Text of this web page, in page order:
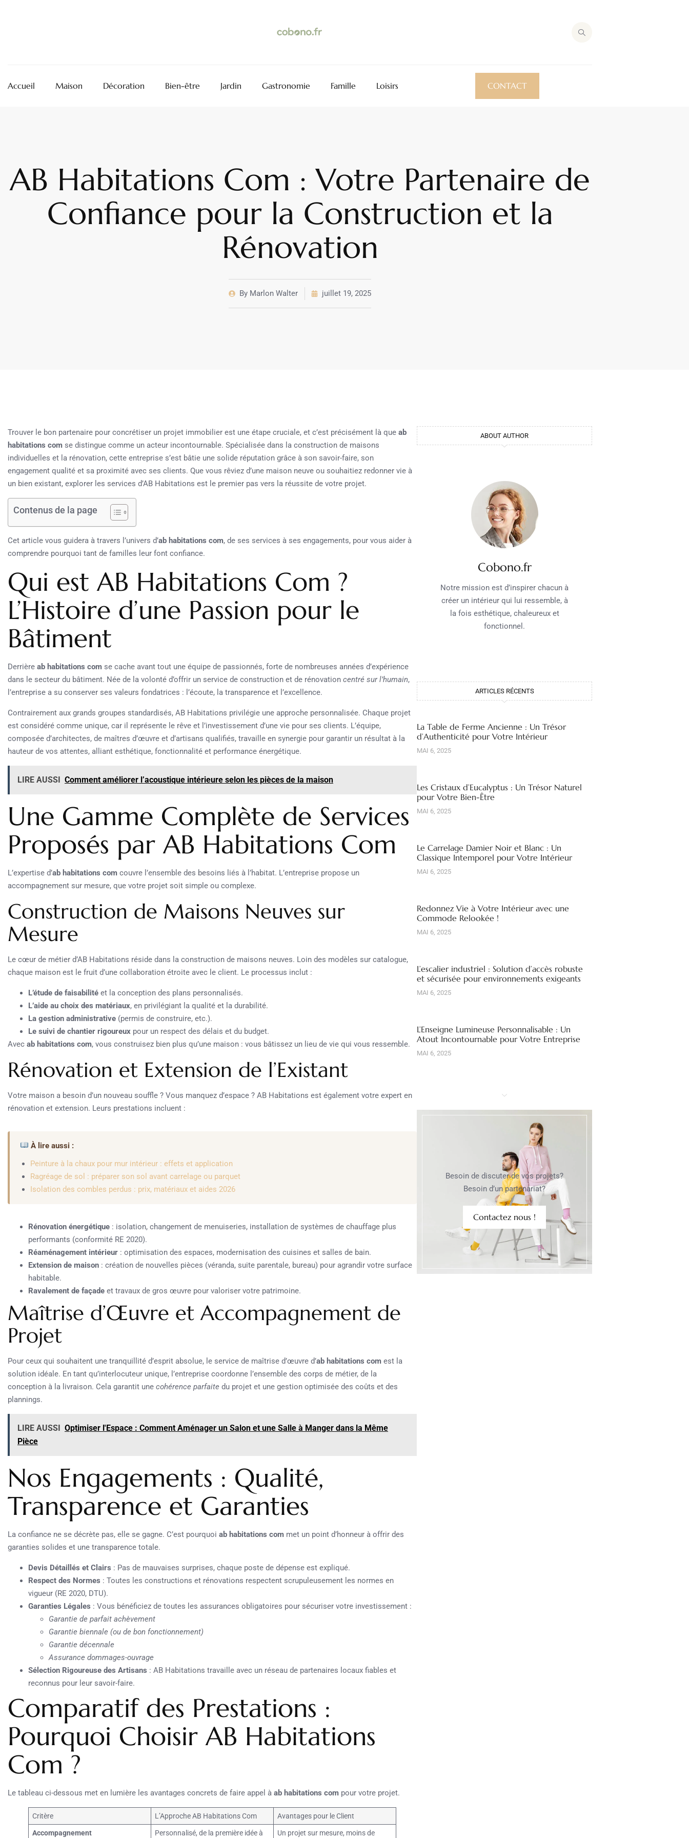
Accueil Maison Décoration Bien-être Jardin Gastronomie Famille Loisirs CONTACT
AB Habitations Com : Votre Partenaire de
Confiance pour la Construction et la
Rénovation
By Marlon Walter juillet 19, 2025
Trouver le bon partenaire pour concrétiser un projet immobilier est une étape cruciale, et c’est précisément là que ab
habitations com se distingue comme un acteur incontournable. Spécialisée dans la construction de maisons
individuelles et la rénovation, cette entreprise s’est bâtie une solide réputation grâce à son savoir-faire, son
engagement qualité et sa proximité avec ses clients. Que vous rêviez d’une maison neuve ou souhaitiez redonner vie à
un bien existant, explorer les services d’AB Habitations est le premier pas vers la réussite de votre projet.
Contenus de la page
Cet article vous guidera à travers l’univers d’ab habitations com, de ses services à ses engagements, pour vous aider à
comprendre pourquoi tant de familles leur font confiance.
Qui est AB Habitations Com ?
L’Histoire d’une Passion pour le
Bâtiment
Derrière ab habitations com se cache avant tout une équipe de passionnés, forte de nombreuses années d’expérience
dans le secteur du bâtiment. Née de la volonté d’offrir un service de construction et de rénovation centré sur l’humain,
l’entreprise a su conserver ses valeurs fondatrices : l’écoute, la transparence et l’excellence.
Contrairement aux grands groupes standardisés, AB Habitations privilégie une approche personnalisée. Chaque projet
est considéré comme unique, car il représente le rêve et l’investissement d’une vie pour ses clients. L’équipe,
composée d’architectes, de maîtres d’œuvre et d’artisans qualifiés, travaille en synergie pour garantir un résultat à la
hauteur de vos attentes, alliant esthétique, fonctionnalité et performance énergétique.
LIRE AUSSI Comment améliorer l’acoustique intérieure selon les pièces de la maison
Une Gamme Complète de Services
Proposés par AB Habitations Com
L’expertise d’ab habitations com couvre l’ensemble des besoins liés à l’habitat. L’entreprise propose un
accompagnement sur mesure, que votre projet soit simple ou complexe.
Construction de Maisons Neuves sur
Mesure
Le cœur de métier d’AB Habitations réside dans la construction de maisons neuves. Loin des modèles sur catalogue,
chaque maison est le fruit d’une collaboration étroite avec le client. Le processus inclut :
L’étude de faisabilité et la conception des plans personnalisés.
L’aide au choix des matériaux, en privilégiant la qualité et la durabilité.
La gestion administrative (permis de construire, etc.).
Le suivi de chantier rigoureux pour un respect des délais et du budget.
Avec ab habitations com, vous construisez bien plus qu’une maison : vous bâtissez un lieu de vie qui vous ressemble.
Rénovation et Extension de l’Existant
Votre maison a besoin d’un nouveau souffle ? Vous manquez d’espace ? AB Habitations est également votre expert en
rénovation et extension. Leurs prestations incluent :
À lire aussi :
Peinture à la chaux pour mur intérieur : effets et application
Ragréage de sol : préparer son sol avant carrelage ou parquet
Isolation des combles perdus : prix, matériaux et aides 2026
Rénovation énergétique : isolation, changement de menuiseries, installation de systèmes de chauffage plus
performants (conformité RE 2020).
Réaménagement intérieur : optimisation des espaces, modernisation des cuisines et salles de bain.
Extension de maison : création de nouvelles pièces (véranda, suite parentale, bureau) pour agrandir votre surface
habitable.
Ravalement de façade et travaux de gros œuvre pour valoriser votre patrimoine.
Maîtrise d’Œuvre et Accompagnement de
Projet
Pour ceux qui souhaitent une tranquillité d’esprit absolue, le service de maîtrise d’œuvre d’ab habitations com est la
solution idéale. En tant qu’interlocuteur unique, l’entreprise coordonne l’ensemble des corps de métier, de la
conception à la livraison. Cela garantit une cohérence parfaite du projet et une gestion optimisée des coûts et des
plannings.
LIRE AUSSI Optimiser l'Espace : Comment Aménager un Salon et une Salle à Manger dans la Même
Pièce
Nos Engagements : Qualité,
Transparence et Garanties
La confiance ne se décrète pas, elle se gagne. C’est pourquoi ab habitations com met un point d’honneur à offrir des
garanties solides et une transparence totale.
Devis Détaillés et Clairs : Pas de mauvaises surprises, chaque poste de dépense est expliqué.
Respect des Normes : Toutes les constructions et rénovations respectent scrupuleusement les normes en
vigueur (RE 2020, DTU).
Garanties Légales : Vous bénéficiez de toutes les assurances obligatoires pour sécuriser votre investissement :
Garantie de parfait achèvement
Garantie biennale (ou de bon fonctionnement)
Garantie décennale
Assurance dommages-ouvrage
Sélection Rigoureuse des Artisans : AB Habitations travaille avec un réseau de partenaires locaux fiables et
reconnus pour leur savoir-faire.
Comparatif des Prestations :
Pourquoi Choisir AB Habitations
Com ?
Le tableau ci-dessous met en lumière les avantages concrets de faire appel à ab habitations com pour votre projet.
Critère L’Approche AB Habitations Com Avantages pour le Client
Accompagnement Personnalisé, de la première idée à Un projet sur mesure, moins de
ABOUT AUTHOR
Cobono.fr
Notre mission est d’inspirer chacun à
créer un intérieur qui lui ressemble, à
la fois esthétique, chaleureux et
fonctionnel.
ARTICLES RÉCENTS
La Table de Ferme Ancienne : Un Trésor
d’Authenticité pour Votre Intérieur
MAI 6, 2025
Les Cristaux d’Eucalyptus : Un Trésor Naturel
pour Votre Bien-Être
MAI 6, 2025
Le Carrelage Damier Noir et Blanc : Un
Classique Intemporel pour Votre Intérieur
MAI 6, 2025
Redonnez Vie à Votre Intérieur avec une
Commode Relookée !
MAI 6, 2025
L’escalier industriel : Solution d’accès robuste
et sécurisée pour environnements exigeants
MAI 6, 2025
L’Enseigne Lumineuse Personnalisable : Un
Atout Incontournable pour Votre Entreprise
MAI 6, 2025
Besoin de discuter de vos projets?
Besoin d’un partenariat?
Contactez nous !